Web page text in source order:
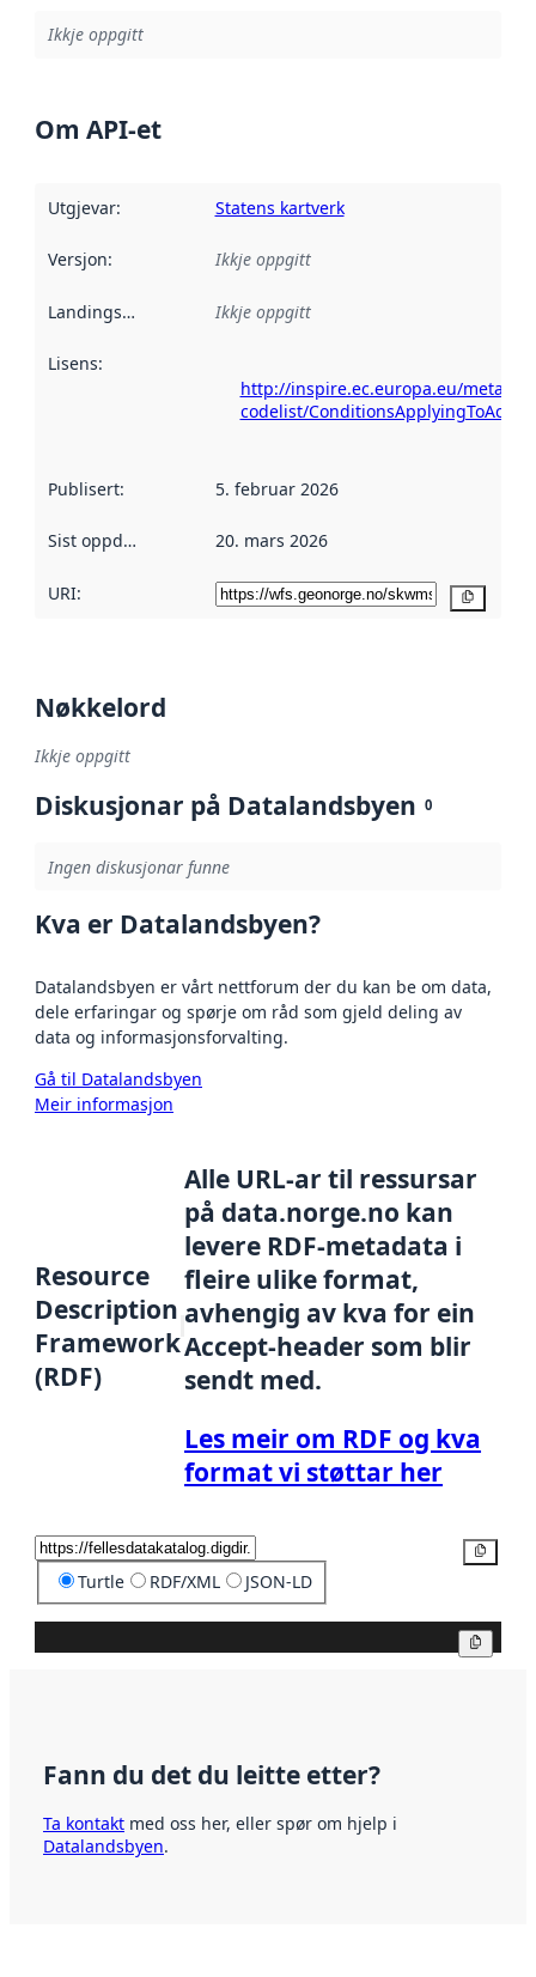
Ikkje oppgitt
Om API-et
Utgjevar: Statens kartverk
Versjon: Ikkje oppgitt
Landingsside Ikkje oppgitt
Lisens:
http://inspire.ec.europa.eu/
codelist/
Publisert: 5. februar 2026
Sist oppdatert 20. mars 2026
URI:
Nøkkelord
Ikkje oppgitt
Diskusjonar på Datalandsbyen 0
Ingen diskusjonar funne
Kva er Datalandsbyen?
Datalandsbyen er vårt nettforum der du kan be om data,
dele erfaringar og spørje om råd som gjeld deling av
data og informasjonsforvalting.
Gå til Datalandsbyen
Meir informasjon
Resource
Description
Framework
(RDF)
Alle URL-ar til ressursar
på data.norge.no kan
levere RDF-metadata i
fleire ulike format,
avhengig av kva for ein
Accept-header som blir
sendt med.
Les meir om RDF og kva
format vi støttar her
Turtle RDF/XML JSON-LD
Fann du det du leitte etter?
Ta kontakt med oss her, eller spør om hjelp i
Datalandsbyen.